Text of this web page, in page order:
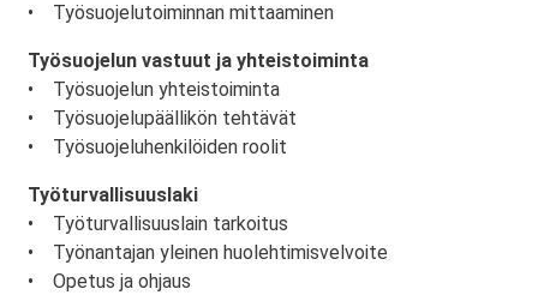
• Työsuojelutoiminnan mittaaminen
Työsuojelun vastuut ja yhteistoiminta
• Työsuojelun yhteistoiminta
• Työsuojelupäällikön tehtävät
• Työsuojeluhenkilöiden roolit
Työturvallisuuslaki
• Työturvallisuuslain tarkoitus
• Työnantajan yleinen huolehtimisvelvoite
• Opetus ja ohjaus